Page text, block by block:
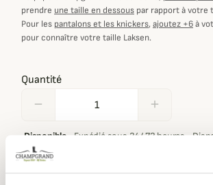
prendre une taille en dessous par rapport à votre
Pour les pantalons et les knickers, ajoutez +6à
pour connaître votre taille Laksen.
Quantité
remove add
Disponible· Expédié sous 24/ 72 heures
Ajouter au panier